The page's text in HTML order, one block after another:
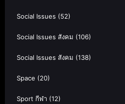
Social Issues (52)
Social Issues สังคม (106)
Social Issues สังคม (138)
Space (20)
Sport กีฬา (12)